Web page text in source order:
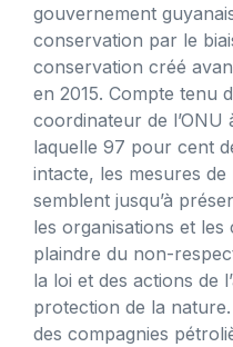
gouvernement
conservation par le
conservation créé
en 2015. Compte tenu
coordinateur de l’ONU
laquelle 97 pour cent
intacte, les mesures
semblent jusqu’à
les organisations et
plaindre du non-
la loi et des actions de
protection de la
des compagnies